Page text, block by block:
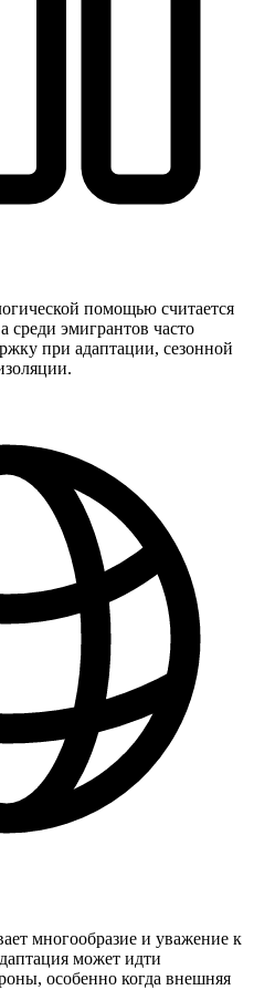
помощью считается
среди эмигрантов часто
при адаптации, сезонной
многообразие и уважение к
может идти
особенно когда внешняя